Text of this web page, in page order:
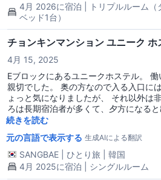
4月 2026に宿泊 | トリプルルーム（
ベッド1台）
チョンキンマンション ユニーク ホ
4月 15, 2025
Eブロックにあるユニークホステル。 働いているおばさんはとても
親切でした。 奥の方なので入る入口には洗濯物がたくさんあってち
ょっと気になりましたが、 それ以外は非常に満足です。 他のとこ
ろは長期宿泊者が多くて、夕方になる
んだり喧嘩したりしてうるさいですが、 ここは短期のお客さんだけ
続きを読む
元の言語で表示する 生成AIによる翻訳
SANGBAE ひとり旅
韓国
4月 2025に宿泊 | シングルルーム